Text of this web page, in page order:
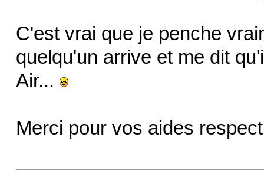
C'est vrai que je penche
quelqu'un arrive et me dit
Air...
Merci pour vos aides